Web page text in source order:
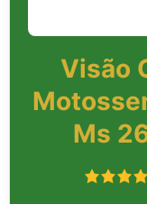
Visão
Ms